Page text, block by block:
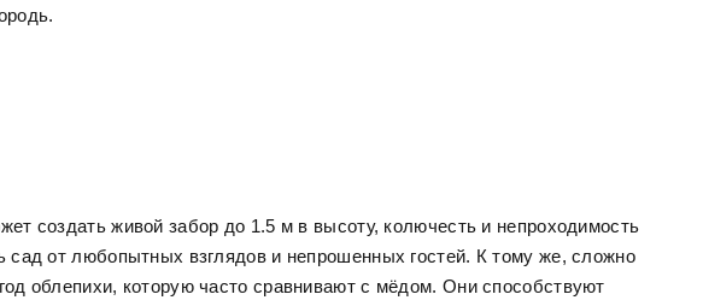
создать живой забор до 1.5 м в высоту, колючесть и непроходимость
сад от любопытных взглядов и непрошенных гостей. К тому же, сложно
облепихи, которую часто сравнивают с мёдом. Они способствуют